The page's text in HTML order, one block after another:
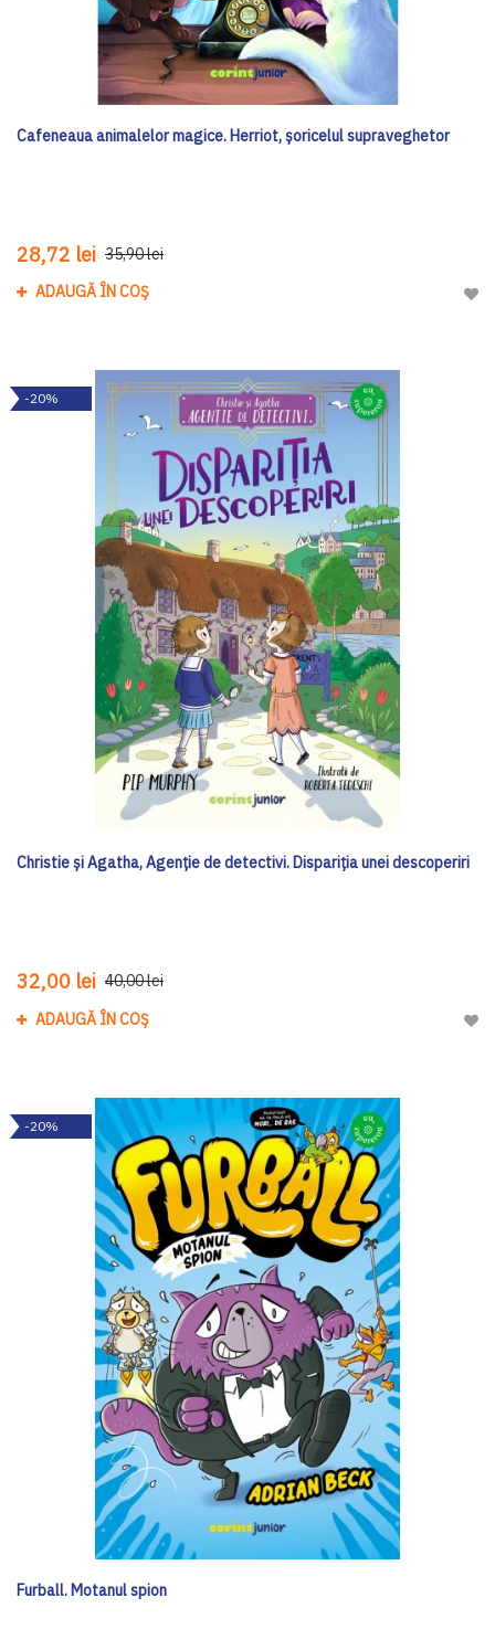
Cafeneaua animalelor magice. Herriot, șoricelul supraveghetor
28,72 lei 35,90 lei
ADAUGĂ ÎN COȘ
-20%
Christie și Agatha, Agenție de detectivi. Dispariția unei descoperiri
32,00 lei 40,00 lei
ADAUGĂ ÎN COȘ
-20%
Furball. Motanul spion